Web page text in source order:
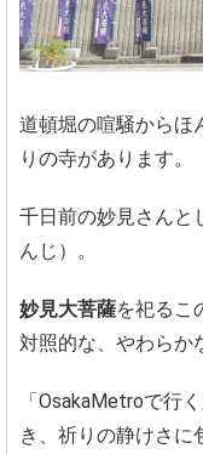
道頓堀の喧騒からほ
りの寺があります。
千日前の妙見さんと
んじ）。
妙見大菩薩を祀るこ
対照的な、やわらか
「OsakaMetroで行
き、祈りの静けさに